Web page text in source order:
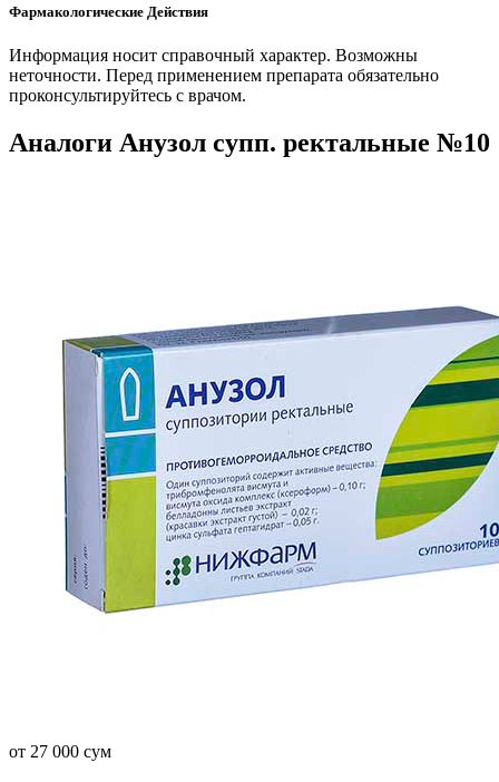
Фармакологические Действия
Информация носит справочный характер. Возможны
неточности. Перед применением препарата обязательно
проконсультируйтесь с врачом.
Аналоги Анузол супп. ректальные №10
от 27 000 сум